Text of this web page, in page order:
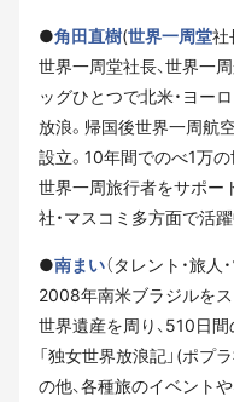
●角田直樹(世界一周堂社
世界一周堂社長、世界一
ッグひとつで北米・ヨー
放浪。帰国後世界一周航
設立。10年間でのべ1万
世界一周旅行者をサポー
社・マスコミ多方面で活躍
●南まい（タレント・旅人
2008年南米ブラジルを
世界遺産を周り、510日
「独女世界放浪記」(ポプ
の他、各種旅のイベント